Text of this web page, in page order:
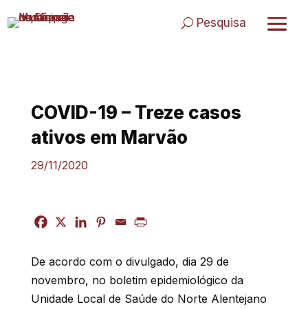
to
Pesquisa
COVID-19 – Treze casos
ativos em Marvão
29/11/2020
De acordo com o divulgado, dia 29 de
novembro, no boletim epidemiológico da
Unidade Local de Saúde do Norte Alentejano